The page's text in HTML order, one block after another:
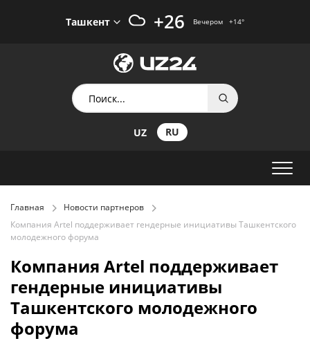
Ташкент +26 Вечером +14°
UZ RU
Главная
Новости партнеров
Компания Artel поддерживает гендерные инициативы Ташкентского
молодежного форума
Компания Artel поддерживает
гендерные инициативы
Ташкентского молодежного
форума